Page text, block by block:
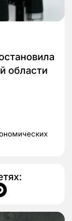
области